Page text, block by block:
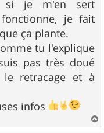
si je m'en sert
je fait
ça plante.
tu l'explique
pas très doué
retracage et à
infos
a